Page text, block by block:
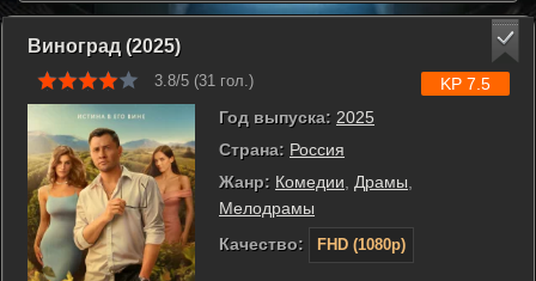
Виноград (2025)
3.8/5 (31 гол.)
Год выпуска: 2025
Страна: Россия
Жанр: Комедии Драмы
Мелодрамы
Качество:
FHD (1080p)
KP 7.5